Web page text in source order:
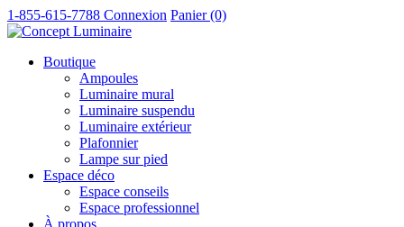
1-855-615-7788 Connexion Panier (0)
Boutique
Ampoules
Luminaire mural
Luminaire suspendu
Luminaire extérieur
Plafonnier
Lampe sur pied
Espace déco
Espace conseils
Espace professionnel
À propos